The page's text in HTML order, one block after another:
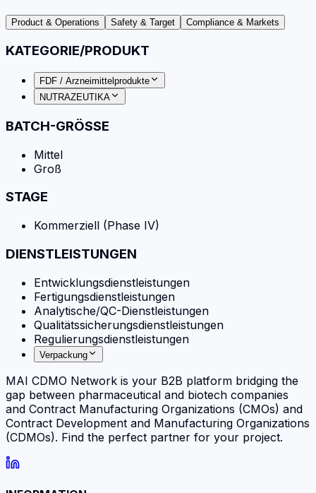
Product & Operations Safety & Target Compliance & Markets
KATEGORIE/PRODUKT
FDF / Arzneimittelprodukte
NUTRAZEUTIKA
BATCH-GRÖSSE
Mittel
Groß
STAGE
Kommerziell (Phase IV)
DIENSTLEISTUNGEN
Entwicklungsdienstleistungen
Fertigungsdienstleistungen
Analytische/QC-Dienstleistungen
Qualitätssicherungsdienstleistungen
Regulierungsdienstleistungen
Verpackung
MAI CDMO Network is your B2B platform bridging the
gap between pharmaceutical and biotech companies
and Contract Manufacturing Organizations (CMOs) and
Contract Development and Manufacturing Organizations
(CDMOs). Find the perfect partner for your project.